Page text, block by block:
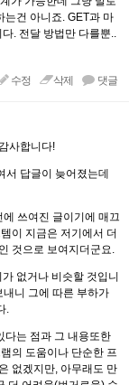
는건 아니죠. GET과 마
. 전달 방법만 다를뿐..
수정 삭제 댓글
사합니다!
서 답글이 늦어졌는데
쓰여진 글이기에 매끄
이 지금은 저기에서 더
것으로 보여지더군요.
없거나 비슷할 것입니
니 그에 따른 부하가
.
다는 점과 그 내용또한
의 도움이나 단순한 프
없겠지만, 아무래도 만